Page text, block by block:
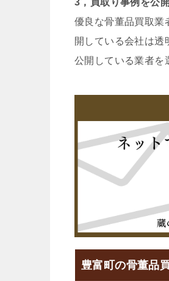
3，買取り事例を公
優良な骨董品買取業
開している会社は透
公開している業者を
豊富町の骨董品